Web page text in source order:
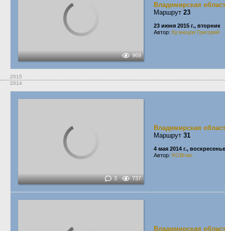
969
Владимирская
Маршрут 23
23 июня 2015 г., вторник
Автор: Кузнецов Григорий
2015
2014
3 737
Владимирская
Маршрут 31
4 мая 2014 г., воскресенье
Автор: KOBrain
Владимирская